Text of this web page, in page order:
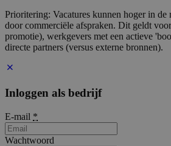
Prioritering: Vacatures kunnen hoger in de
door commerciële afspraken. Dit geldt
promotie), werkgevers met een actieve
directe partners (versus externe bronnen).
Inloggen als bedrijf
E-mail *
Wachtwoord